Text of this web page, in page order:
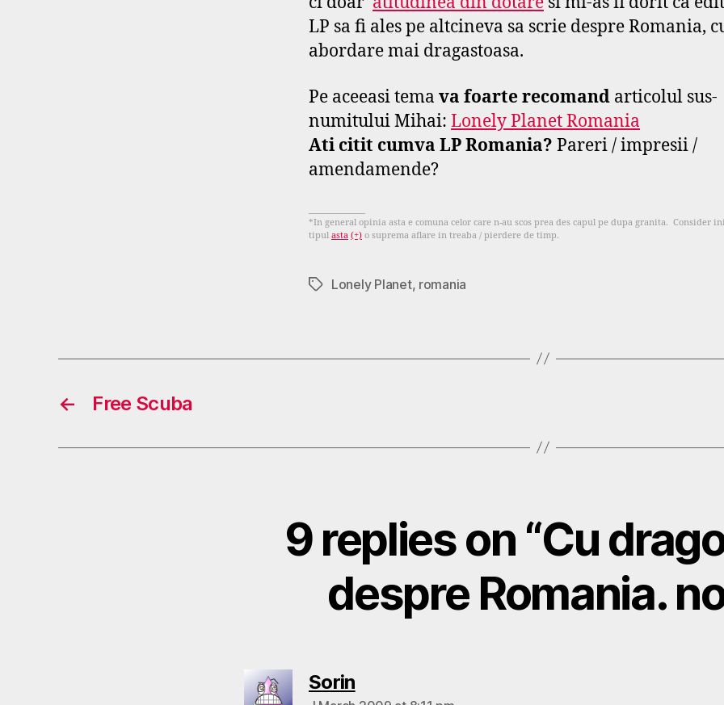
LP sa fi ales pe altcineva sa scrie despre Romania,
abordare mai dragastoasa.
Pe aceeasi tema va foarte recomand articolul sus-
numitului Mihai: Lonely Planet Romania
Ati citit cumva LP Romania? Pareri / impresii /
amendamende?
*In general opinia asta e comuna celor care n-au scos prea des capul pe dupa granita. Consider
tipul asta (+) o suprema aflare in treaba / pierdere de timp.
TagsLonely Planet, romania
← Free Scuba
9 replies on “Cu
despre Romania.
Sorinsays: